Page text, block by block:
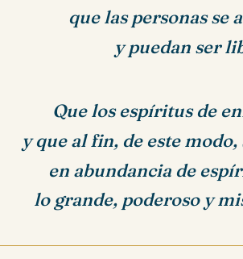
que las personas se
y puedan ser
Que los espíritus de
y que al fin, de este
en abundancia de
lo grande, poderoso y